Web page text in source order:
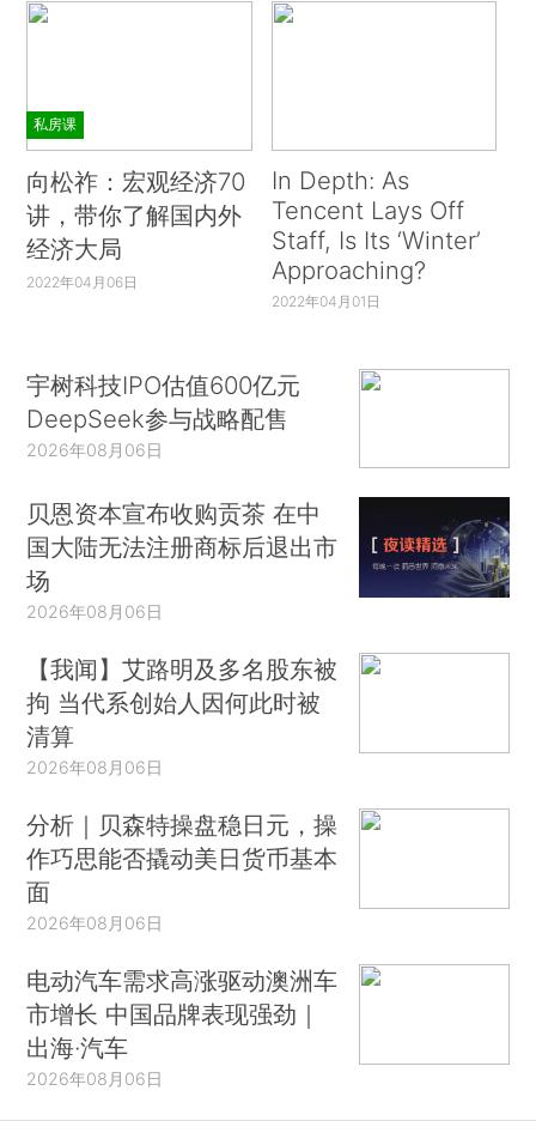
私房课
向松祚：宏观经济70
讲，带你了解国内外
经济大局
2022年04月06日
In Depth: As
Tencent Lays Off
Staff, Is Its ‘Winter’
Approaching?
2022年04月01日
宇树科技IPO估值600亿元
DeepSeek参与战略配售
2026年08月06日
贝恩资本宣布收购贡茶 在中
国大陆无法注册商标后退出市
场
2026年08月06日
【我闻】艾路明及多名股东被
拘 当代系创始人因何此时被
清算
2026年08月06日
分析｜贝森特操盘稳日元，操
作巧思能否撬动美日货币基本
面
2026年08月06日
电动汽车需求高涨驱动澳洲车
市增长 中国品牌表现强劲｜
出海·汽车
2026年08月06日